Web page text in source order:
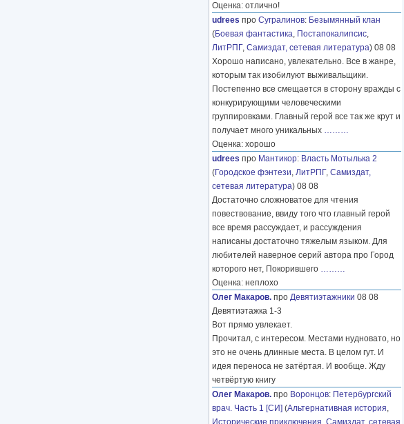
Оценка: отлично!
udrees про Сугралинов: Безымянный клан
(Боевая фантастика, Постапокалипсис,
ЛитРПГ, Самиздат, сетевая литература) 08 08
Хорошо написано, увлекательно. Все в жанре,
которым так изобилуют выживальщики.
Постепенно все смещается в сторону вражды с
конкурирующими человеческими
группировками. Главный герой все так же крут и
получает много уникальных ………
Оценка: хорошо
udrees про Мантикор: Власть Мотылька 2
(Городское фэнтези, ЛитРПГ, Самиздат,
сетевая литература) 08 08
Достаточно сложноватое для чтения
повествование, ввиду того что главный герой
все время рассуждает, и рассуждения
написаны достаточно тяжелым языком. Для
любителей наверное серий автора про Город
которого нет, Покорившего ………
Оценка: неплохо
Олег Макаров. про Девятиэтажники 08 08
Девятиэтажка 1-3
Вот прямо увлекает.
Прочитал, с интересом. Местами нудновато, но
это не очень длинные места. В целом гут. И
идея переноса не затёртая. И вообще. Жду
четвёртую книгу
Олег Макаров. про Воронцов: Петербургский
врач. Часть 1 [СИ] (Альтернативная история,